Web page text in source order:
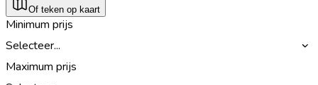
Of teken op kaart
Minimum prijs
Selecteer...
Maximum prijs